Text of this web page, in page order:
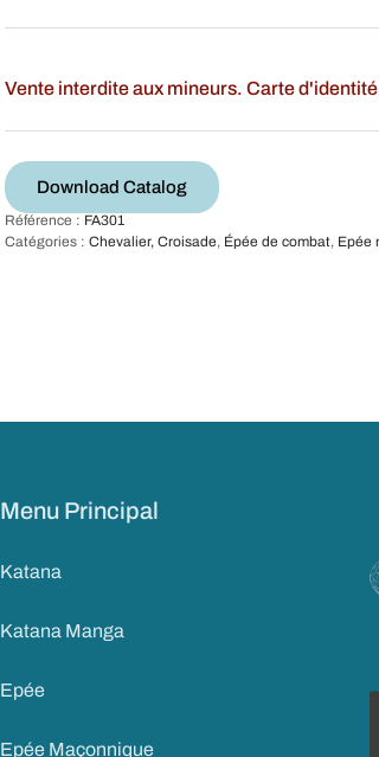
Vente interdite aux mineurs. Carte
Download Catalog
Référence : FA301
Catégories : Chevalier, Croisade, Épée de combat, Epée
Menu Principal
Katana
Katana Manga
Epée
Epée Maçonnique